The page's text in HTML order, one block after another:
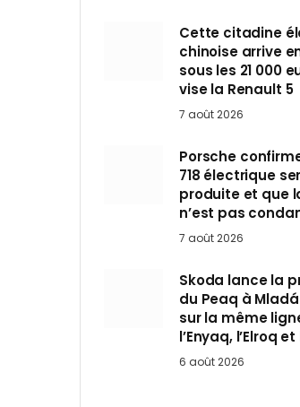
Cette citadine
chinoise arrive
sous les 21 000
vise la Renault 5
7 août 2026
Porsche
718 électrique
produite et que
n’est pas
7 août 2026
Skoda lance la
du Peaq à
sur la même
l’Enyaq, l’Elroq
6 août 2026